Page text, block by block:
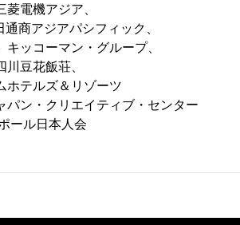
電機アジア、
ジアパシフィック、
ーマン・グループ、
花飯荘、
ルズ＆リゾーツ
・クリエイティブ・センター
ル日本人会